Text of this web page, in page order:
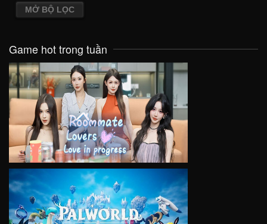
MỞ BỘ LỌC
Game hot trong tuần
VIEW
VIEW